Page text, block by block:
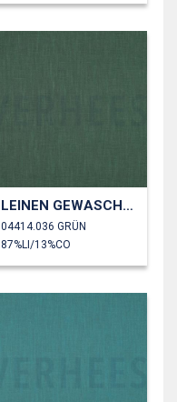
LEINEN GEWASCHEN 230 GM2
04414.036 GRÜN
87%LI/13%CO